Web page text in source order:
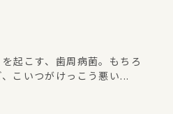
起こす、歯周病菌。もちろ
こいつがけっこう悪い...